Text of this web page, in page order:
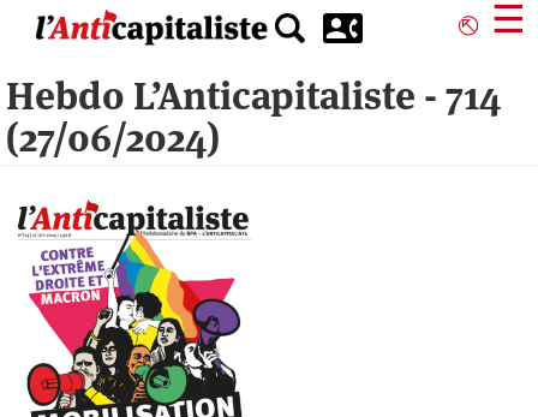
principal
⎋ ☰
Hebdo L’Anticapitaliste - 714
(27/06/2024)